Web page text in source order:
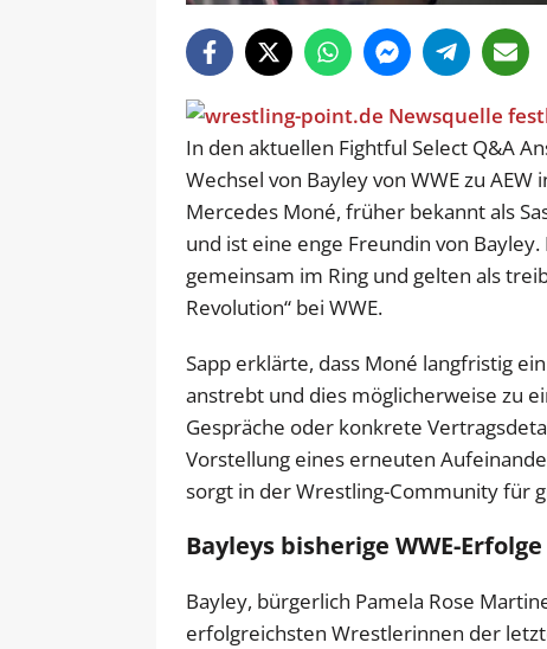
In den aktuellen Fightful Select Q&A
Wechsel von Bayley von WWE zu
Mercedes Moné, früher bekannt als
und ist eine enge Freundin von
gemeinsam im Ring und gelten als
Revolution“ bei WWE.
Sapp erklärte, dass Moné langfristig
anstrebt und dies möglicherweise zu
Gespräche oder konkrete
Vorstellung eines erneuten
sorgt in der Wrestling-Community für
Bayleys bisherige WWE-
Bayley, bürgerlich Pamela Rose
erfolgreichsten Wrestlerinnen der